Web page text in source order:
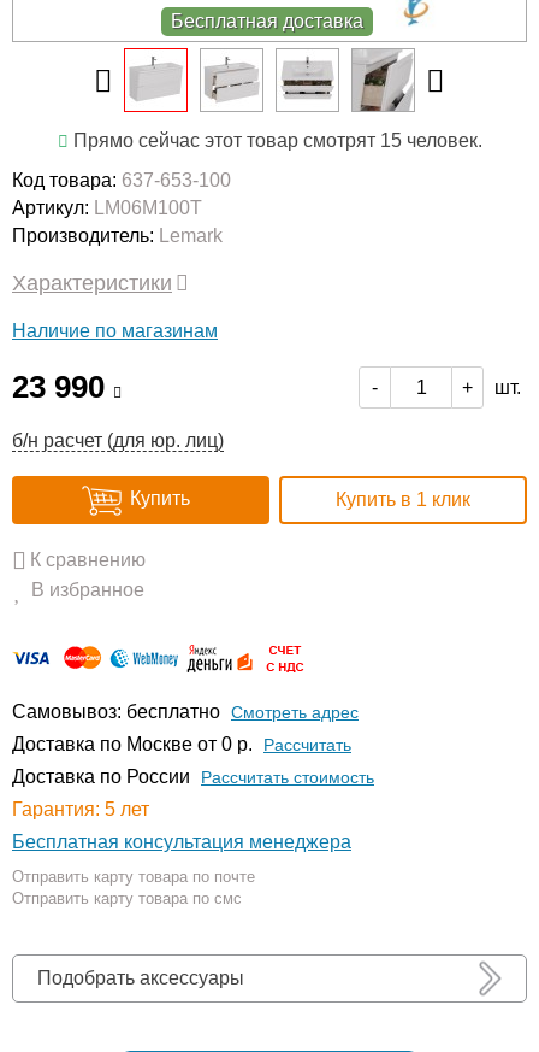
Бесплатная доставка
Прямо сейчас этот товар смотрят 15 человек.
Код товара: 637-653-100
Артикул: LM06M100T
Производитель: Lemark
Характеристики
Наличие по магазинам
23 990 - + шт.
б/н расчет (для юр. лиц)
Купить Купить в 1 клик
К сравнению
В избранное
Самовывоз: бесплатно Смотреть адрес
Доставка по Москве от 0 р. Расcчитать
Доставка по России Рассчитать стоимость
Гарантия: 5 лет
Бесплатная консультация менеджера
Отправить карту товара по почте
Отправить карту товара по смс
Подобрать аксессуары